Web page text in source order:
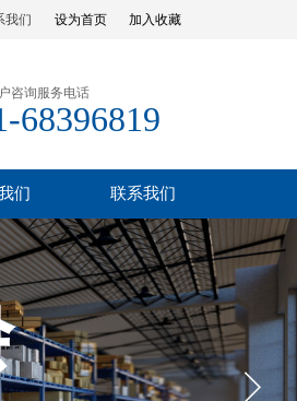
设为首页 加入收藏
我们
咨询服务电话
68396819
们 联系我们